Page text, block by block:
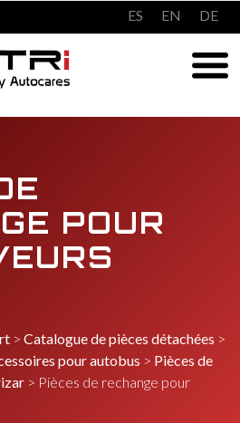
ES EN DE
POUR
>Catalogue de pièces détachées >
pour autobus > Pièces de
> Pièces de rechange pour